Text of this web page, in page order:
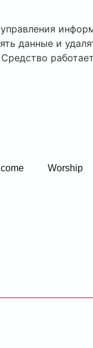
данные и
Worship